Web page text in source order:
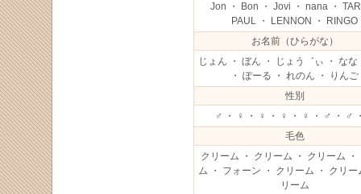
Jon ・ Bon ・ Jovi ・ nana ・
PAUL ・ LENNON ・ RINGO
お名前（ひらがな）
じょん ・ ぼん ・ じょう゛ぃ ・ なな
・ ぽーる ・ れのん ・ りんご
性別
♂ ・ ♀ ・ ♀ ・ ♀ ・ ♀ ・ ♂ ・ ♂
毛色
クリーム ・ クリーム ・ クリーム ・
ム ・ フォーン ・ クリーム ・ クリー
リーム